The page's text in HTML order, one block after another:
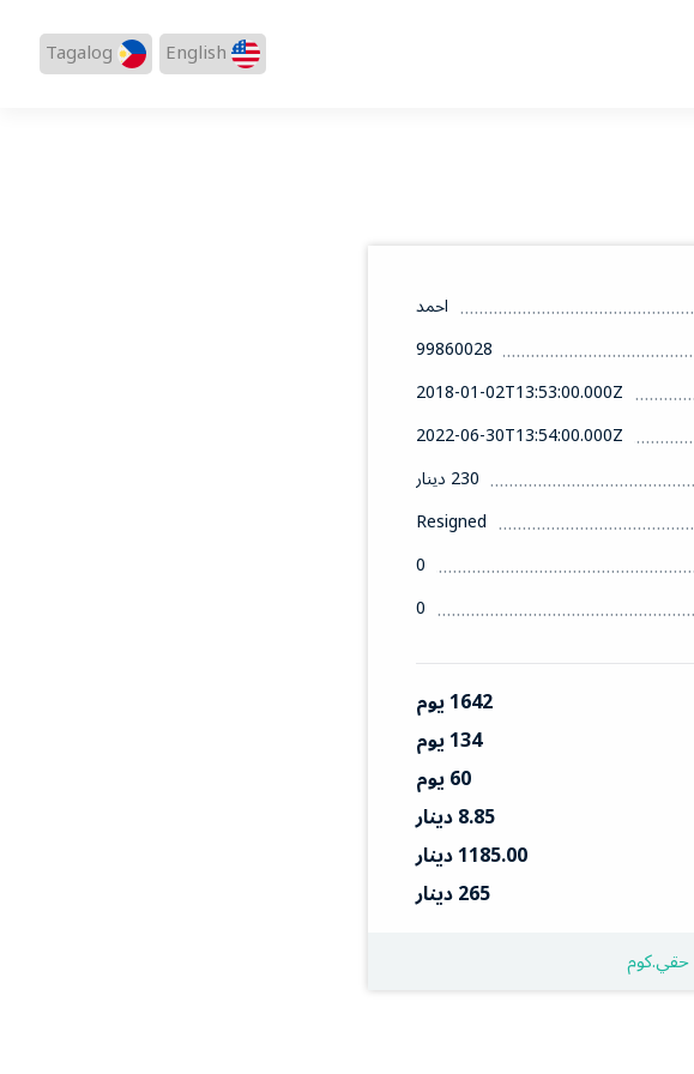
English
Tagalog
احمد
99860028
2018-01-02T13:53:00.000Z
2022-06-30T13:54:00.000Z
230 دينار
Resigned
0
0
1642 يوم
134 يوم
60 يوم
8.85 دينار
1185.00 دينار
265 دينار
حقي.كوم